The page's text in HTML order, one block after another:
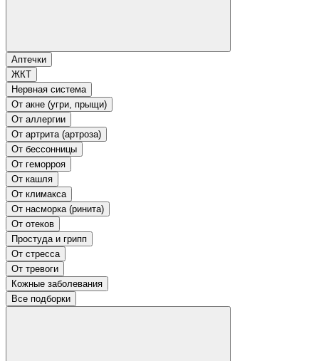
Аптечки
ЖКТ
Нервная система
От акне (угри, прыщи)
От аллергии
От артрита (артроза)
От бессонницы
От геморроя
От кашля
От климакса
От насморка (ринита)
От отеков
Простуда и грипп
От стресса
От тревоги
Кожные заболевания
Все подборки